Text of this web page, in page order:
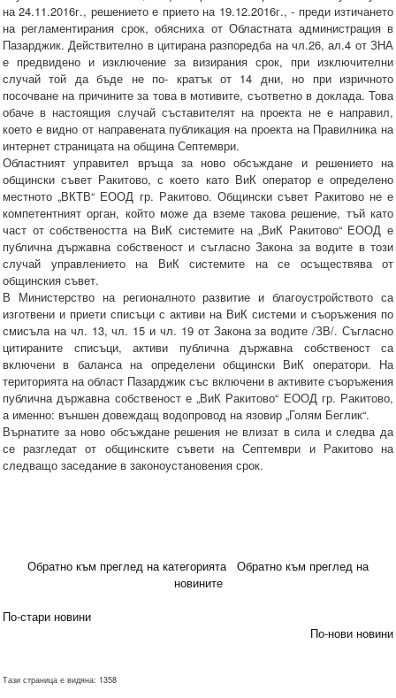
на 24.11.2016г., решението е прието на 19.12.2016г., - преди изтичането
на регламентирания срок, обясниха от Областната администрация в
Пазарджик. Действително в цитирана разпоредба на чл.26, ал.4 от ЗНА
е предвидено и изключение за визирания срок, при изключителни
случай той да бъде не по- кратък от 14 дни, но при изричното
посочване на причините за това в мотивите, съответно в доклада. Това
обаче в настоящия случай съставителят на проекта не е направил,
което е видно от направената публикация на проекта на Правилника на
интернет страницата на община Септември.
Областният управител връща за ново обсъждане и решението на
общински съвет Ракитово, с което като ВиК оператор е определено
местното „ВКТВ“ ЕООД гр. Ракитово. Общински съвет Ракитово не е
компетентният орган, който може да вземе такова решение, тъй като
част от собствеността на ВиК системите на „ВиК Ракитово“ ЕООД е
публична държавна собственост и съгласно Закона за водите в този
случай управлението на ВиК системите на се осъществява от
общинския съвет.
В Министерство на регионалното развитие и благоустройството са
изготвени и приети списъци с активи на ВиК системи и съоръжения по
смисъла на чл. 13, чл. 15 и чл. 19 от Закона за водите /ЗВ/. Съгласно
цитираните списъци, активи публична държавна собственост са
включени в баланса на определени общински ВиК оператори. На
територията на област Пазарджик със включени в активите съоръжения
публична държавна собственост е „ВиК Ракитово“ ЕООД гр. Ракитово,
а именно: външен довеждащ водопровод на язовир „Голям Беглик“.
Върнатите за ново обсъждане решения не влизат в сила и следва да
се разгледат от общинските съвети на Септември и Ракитово на
следващо заседание в законоустановения срок.
Обратно към преглед на категорията
Обратно към преглед на
новините
По-стари новини
По-нови новини
Тази страница е видяна: 1358